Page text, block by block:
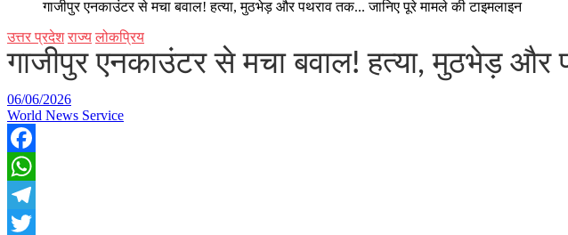
गाजीपुर एनकाउंटर से मचा बवाल! हत्या, मुठभेड़ और पथराव तक... जानिए पूरे मामले की टाइमलाइन
उत्तर प्रदेश राज्य लोकप्रिय
गाजीपुर एनकाउंटर से मचा बवाल! हत्या, मुठभेड़ और
06/06/2026
World News Service
Facebook
WhatsApp
Telegram